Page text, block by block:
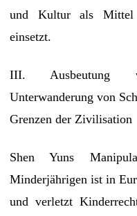
und Kultur als Mittel
einsetzt.
III. Ausbeutung
Unterwanderung von
Grenzen der Zivilisation
Shen Yuns
Minderjährigen ist in
und verletzt